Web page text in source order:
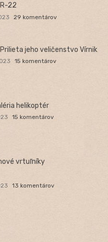
22
29 komentárov
jeho veličenstvo Vírnik
15 komentárov
helikoptér
15 komentárov
vrtuľníky
13 komentárov